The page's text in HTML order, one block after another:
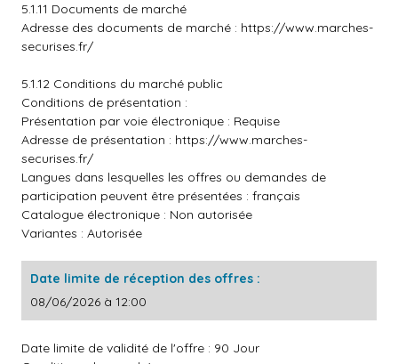
5.1.11 Documents de marché
Adresse des documents de marché : https://www.marches-
securises.fr/
5.1.12 Conditions du marché public
Conditions de présentation :
Présentation par voie électronique : Requise
Adresse de présentation : https://www.marches-
securises.fr/
Langues dans lesquelles les offres ou demandes de
participation peuvent être présentées : français
Catalogue électronique : Non autorisée
Variantes : Autorisée
Date limite de réception des offres :
08/06/2026 à 12:00
Date limite de validité de l'offre : 90 Jour